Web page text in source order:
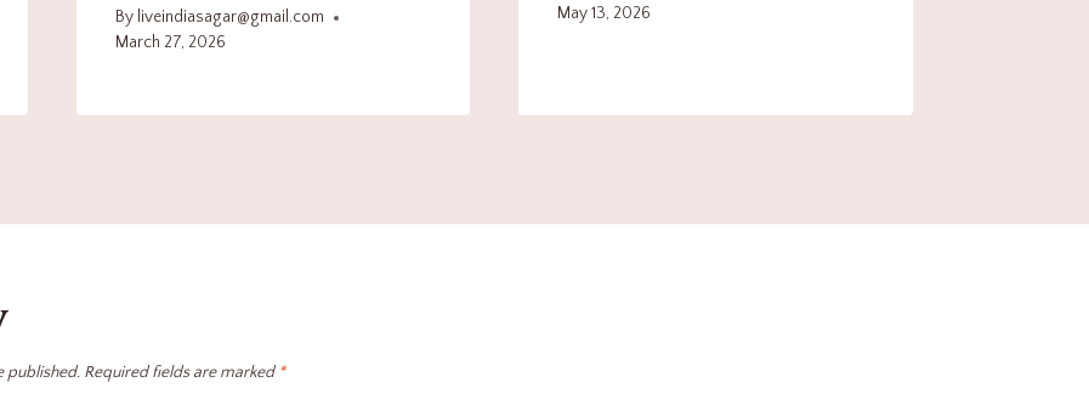
By liveindiasagar@gmail.com
March 27, 2026
May 13, 2026
published. Required fields are marked*